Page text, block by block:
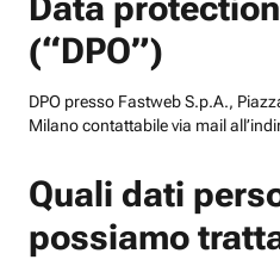
(“DPO”)
DPO presso Fastweb S.p.A.,
Milano contattabile via mail
Quali dati
possiamo